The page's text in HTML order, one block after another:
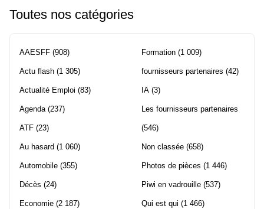
Toutes nos catégories
AAESFF (908)
Actu flash (1 305)
Actualité Emploi (83)
Agenda (237)
ATF (23)
Au hasard (1 060)
Automobile (355)
Décès (24)
Economie (2 187)
Formation (1 009)
fournisseurs partenaires (42)
IA (3)
Les fournisseurs partenaires
(546)
Non classée (658)
Photos de pièces (1 446)
Piwi en vadrouille (537)
Qui est qui (1 466)